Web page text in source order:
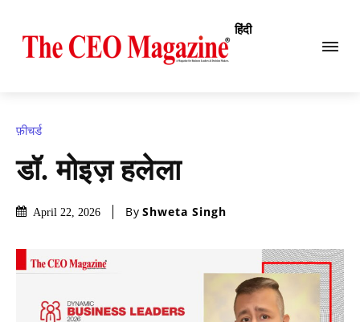
हिंदी
फ़ीचर्ड
डॉ. मोइज़ हलेला
April 22, 2026 By Shweta Singh